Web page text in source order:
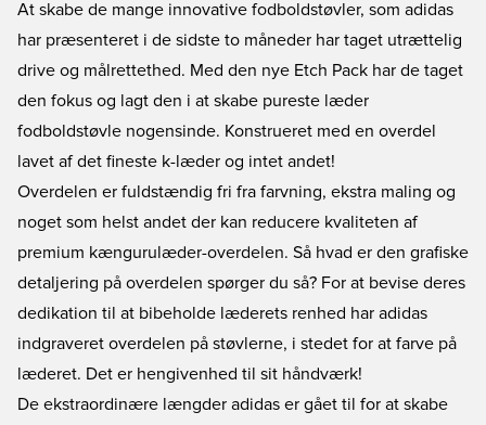
At skabe de mange innovative fodboldstøvler, som adidas
har præsenteret i de sidste to måneder har taget utrættelig
drive og målrettethed. Med den nye Etch Pack har de taget
den fokus og lagt den i at skabe pureste læder
fodboldstøvle nogensinde. Konstrueret med en overdel
lavet af det fineste k-læder og intet andet!
Overdelen er fuldstændig fri fra farvning, ekstra maling og
noget som helst andet der kan reducere kvaliteten af
premium kængurulæder-overdelen. Så hvad er den grafiske
detaljering på overdelen spørger du så? For at bevise deres
dedikation til at bibeholde læderets renhed har adidas
indgraveret overdelen på støvlerne, i stedet for at farve på
læderet. Det er hengivenhed til sit håndværk!
De ekstraordinære længder adidas er gået til for at skabe